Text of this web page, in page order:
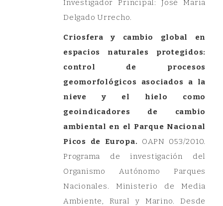
Investigador Principal: José María
Delgado Urrecho.
Criosfera y cambio global en
espacios naturales protegidos:
control de procesos
geomorfológicos asociados a la
nieve y el hielo como
geoindicadores de cambio
ambiental en el Parque Nacional
Picos de Europa. OAPN 053/2010.
Programa de investigación del
Organismo Autónomo Parques
Nacionales. Ministerio de Media
Ambiente, Rural y Marino. Desde